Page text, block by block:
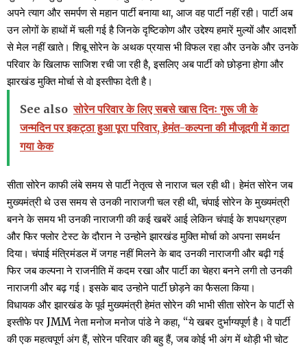
अपने त्याग और समर्पण से महान पार्टी बनाया था, आज वह पार्टी नहीं रही। पार्टी अब
उन लोगों के हाथों में चली गई है जिनके दृष्टिकोण और उद्देश्य हमारें मुल्यों और आदर्शो
से मेल नहीं खाते। शिबू सोरेन के अथक प्रयास भी विफल रहा और उनके और उनके
परिवार के खिलाफ साजिश रची जा रही है, इसलिए अब पार्टी को छोड़ना होगा और
झारखंड मुक्ति मोर्चा से वो इस्तीफा देती है।
See also सोरेन परिवार के लिए सबसे खास दिनः गुरू जी के
जन्मदिन पर इकट्ठा हुआ पूरा परिवार, हेमंत-कल्पना की मौजूदगी में काटा
गया केक
सीता सोरेन काफी लंबे समय से पार्टी नेतृत्व से नाराज चल रही थी। हेमंत सोरेन जब
मुख्यमंत्री थे उस समय से उनकी नाराजगी चल रही थी, चंपाई सोरेन के मुख्यमंत्री
बनने के समय भी उनकी नाराजगी की कई खबरें आई लेकिन चंपाई के शपथग्रहण
और फिर फ्लोर टेस्ट के दौरान ने उन्होने झारखंड मुक्ति मोर्चा को अपना समर्थन
दिया। चंपाई मंत्रिमंडल में जगह नहीं मिलने के बाद उनकी नाराजगी और बढ़ी गई
फिर जब कल्पना ने राजनीति में कदम रखा और पार्टी का चेहरा बनने लगी तो उनकी
नाराजगी और बढ़ गई। इसके बाद उन्होने पार्टी छोड़ने का फैसला किया।
विधायक और झारखंड के पूर्व मुख्यमंत्री हेमंत सोरेन की भाभी सीता सोरेन के पार्टी से
इस्तीफे पर JMM नेता मनोज मनोज पांडे ने कहा, “ये खबर दुर्भाग्यपूर्ण है। वे पार्टी
की एक महत्वपूर्ण अंग हैं, सोरेन परिवार की बहु हैं, जब कोई भी अंग में थोड़ी भी चोट